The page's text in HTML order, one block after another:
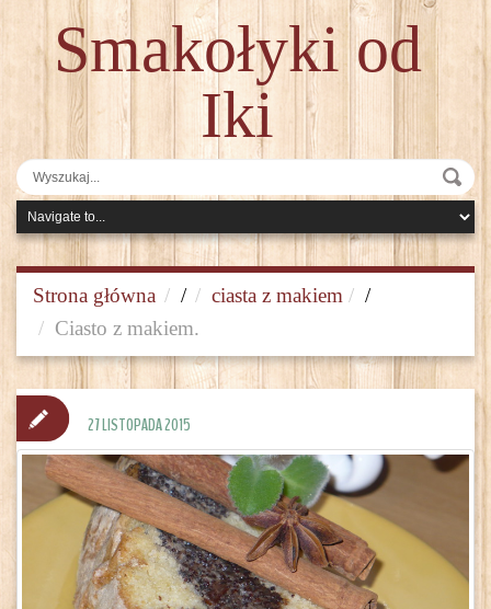
Smakołyki od
Iki
Strona główna / ciasta z makiem
/
Ciasto z makiem.
27 LISTOPADA 2015